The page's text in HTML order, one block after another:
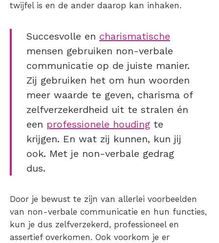
twijfel is en de ander daarop kan inhaken.
Succesvolle en charismatische
mensen gebruiken non-verbale
communicatie op de juiste manier.
Zij gebruiken het om hun woorden
meer waarde te geven, charisma of
zelfverzekerdheid uit te stralen én
een professionele houding te
krijgen. En wat zij kunnen, kun jij
ook. Met je non-verbale gedrag
dus.
Door je bewust te zijn van allerlei voorbeelden
van non-verbale communicatie en hun functies,
kun je dus zelfverzekerd, professioneel en
assertief overkomen. Ook voorkom je er